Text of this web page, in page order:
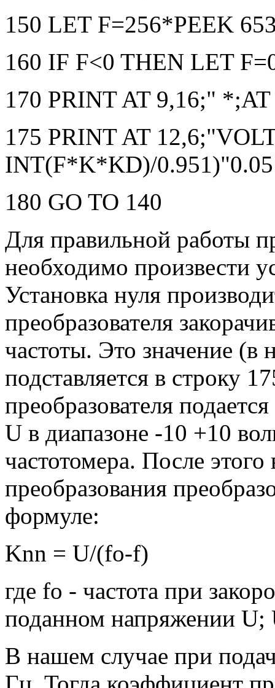
150 LET F=256*PEEK
160 IF F<0 THEN LET
170 PRINT AT 9,16;"
175 PRINT AT
INT(F*K*KD)/
180 GO TO 140
Для правильной работы
необходимо произвести
Установка нуля
преобразователя
частоты. Это значение (в
подставляется в строку
преобразователя
U в диапазоне -10 +10
частотомера. После
преобразования
формуле:
Knn = U/(fo-f)
где fo - частота при
поданном напряжении U;
В нашем случае при